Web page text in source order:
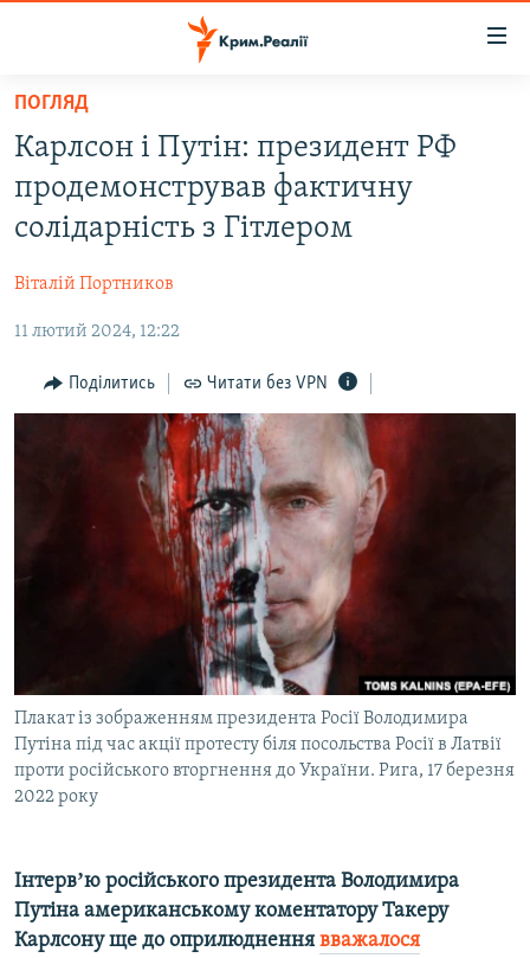
Перейти
основного
матеріалу
Перейти
до
основної
Перейти
пошуку
ВОДА.КРИМ
ВІДЕО ТА ФОТО
БЛОГИ
ПОГЛЯД
ІНТЕРВ'Ю
СПЕЦПРОЕКТИ
ВІДЕОУРОКИ «ELIFBE»
СВІДЧЕННЯ ОКУПАЦІЇ
УКРАЇНСЬКА ПРОБЛЕМА КРИМУ
ЯК ОБІЙТИ БЛОКУВАННЯ
Усі сайти RFE/RL
ПОГЛЯД
Карлсон і Путін: президент РФ
продемонстрував фактичну
солідарність з Гітлером
Віталій Портников
11 лютий 2024, 12:22
Поділитись Читати без VPN
Плакат із зображенням президента Росії Володимира
Путіна під час акції протесту біля посольства Росії в Латвії
проти російського вторгнення до України. Рига, 17 березня
2022 року
Інтервʼю російського президента Володимира
Путіна американському коментатору Такеру
Карлсону ще до оприлюднення вважалося